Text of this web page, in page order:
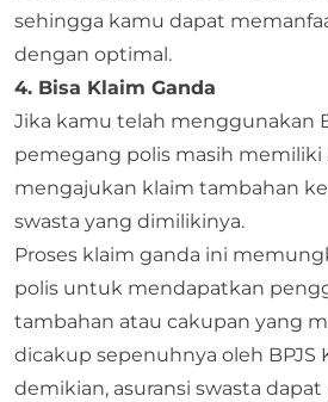
sehingga kamu dapat
dengan optimal.
4. Bisa Klaim Ganda
Jika kamu telah menggunakan
pemegang polis masih
mengajukan klaim tambahan
swasta yang dimilikinya.
Proses klaim ganda ini
polis untuk mendapatkan
tambahan atau cakupan yang
dicakup sepenuhnya oleh BPJS
demikian, asuransi swasta